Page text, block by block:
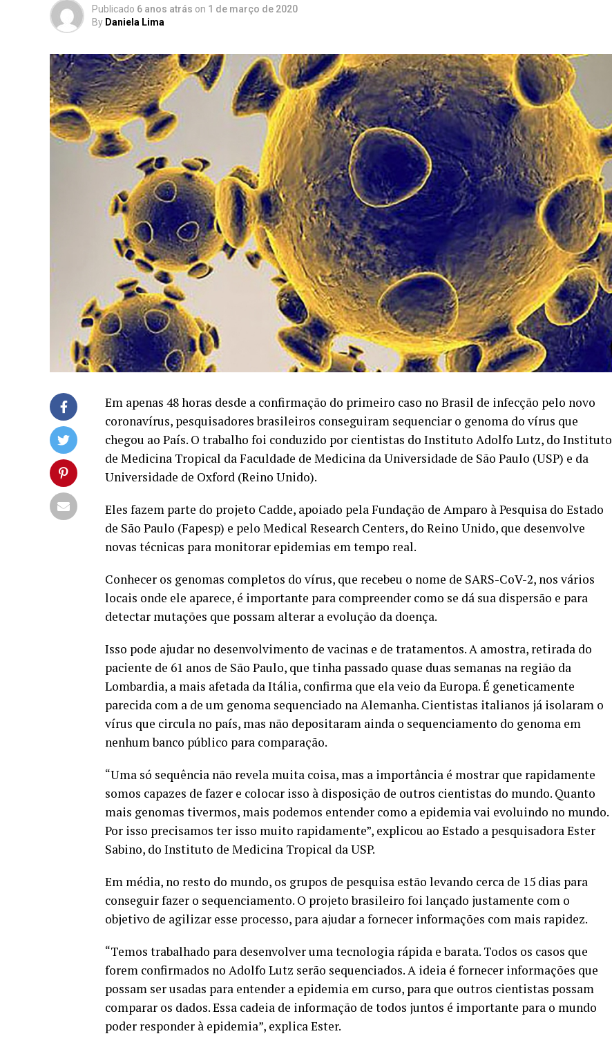
Publicado 6 anos atrás on 1 de março de 2020
By Daniela Lima
Em apenas 48 horas desde a confirmação do primeiro caso no Brasil de infecção pelo novo
coronavírus, pesquisadores brasileiros conseguiram sequenciar o genoma do vírus que
chegou ao País. O trabalho foi conduzido por cientistas do Instituto Adolfo Lutz, do Instituto
de Medicina Tropical da Faculdade de Medicina da Universidade de São Paulo (USP) e da
Universidade de Oxford (Reino Unido).
Eles fazem parte do projeto Cadde, apoiado pela Fundação de Amparo à Pesquisa do Estado
de São Paulo (Fapesp) e pelo Medical Research Centers, do Reino Unido, que desenvolve
novas técnicas para monitorar epidemias em tempo real.
Conhecer os genomas completos do vírus, que recebeu o nome de SARS-CoV-2, nos vários
locais onde ele aparece, é importante para compreender como se dá sua dispersão e para
detectar mutações que possam alterar a evolução da doença.
Isso pode ajudar no desenvolvimento de vacinas e de tratamentos. A amostra, retirada do
paciente de 61 anos de São Paulo, que tinha passado quase duas semanas na região da
Lombardia, a mais afetada da Itália, confirma que ela veio da Europa. É geneticamente
parecida com a de um genoma sequenciado na Alemanha. Cientistas italianos já isolaram o
vírus que circula no país, mas não depositaram ainda o sequenciamento do genoma em
nenhum banco público para comparação.
“Uma só sequência não revela muita coisa, mas a importância é mostrar que rapidamente
somos capazes de fazer e colocar isso à disposição de outros cientistas do mundo. Quanto
mais genomas tivermos, mais podemos entender como a epidemia vai evoluindo no mundo.
Por isso precisamos ter isso muito rapidamente”, explicou ao Estado a pesquisadora Ester
Sabino, do Instituto de Medicina Tropical da USP.
Em média, no resto do mundo, os grupos de pesquisa estão levando cerca de 15 dias para
conseguir fazer o sequenciamento. O projeto brasileiro foi lançado justamente com o
objetivo de agilizar esse processo, para ajudar a fornecer informações com mais rapidez.
“Temos trabalhado para desenvolver uma tecnologia rápida e barata. Todos os casos que
forem confirmados no Adolfo Lutz serão sequenciados. A ideia é fornecer informações que
possam ser usadas para entender a epidemia em curso, para que outros cientistas possam
comparar os dados. Essa cadeia de informação de todos juntos é importante para o mundo
poder responder à epidemia”, explica Ester.